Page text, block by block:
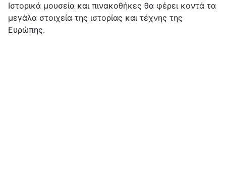
Ιστορικά μουσεία και πινακοθήκες θα φέρει κοντά τα
μεγάλα στοιχεία της ιστορίας και τέχνης της
Ευρώπης.